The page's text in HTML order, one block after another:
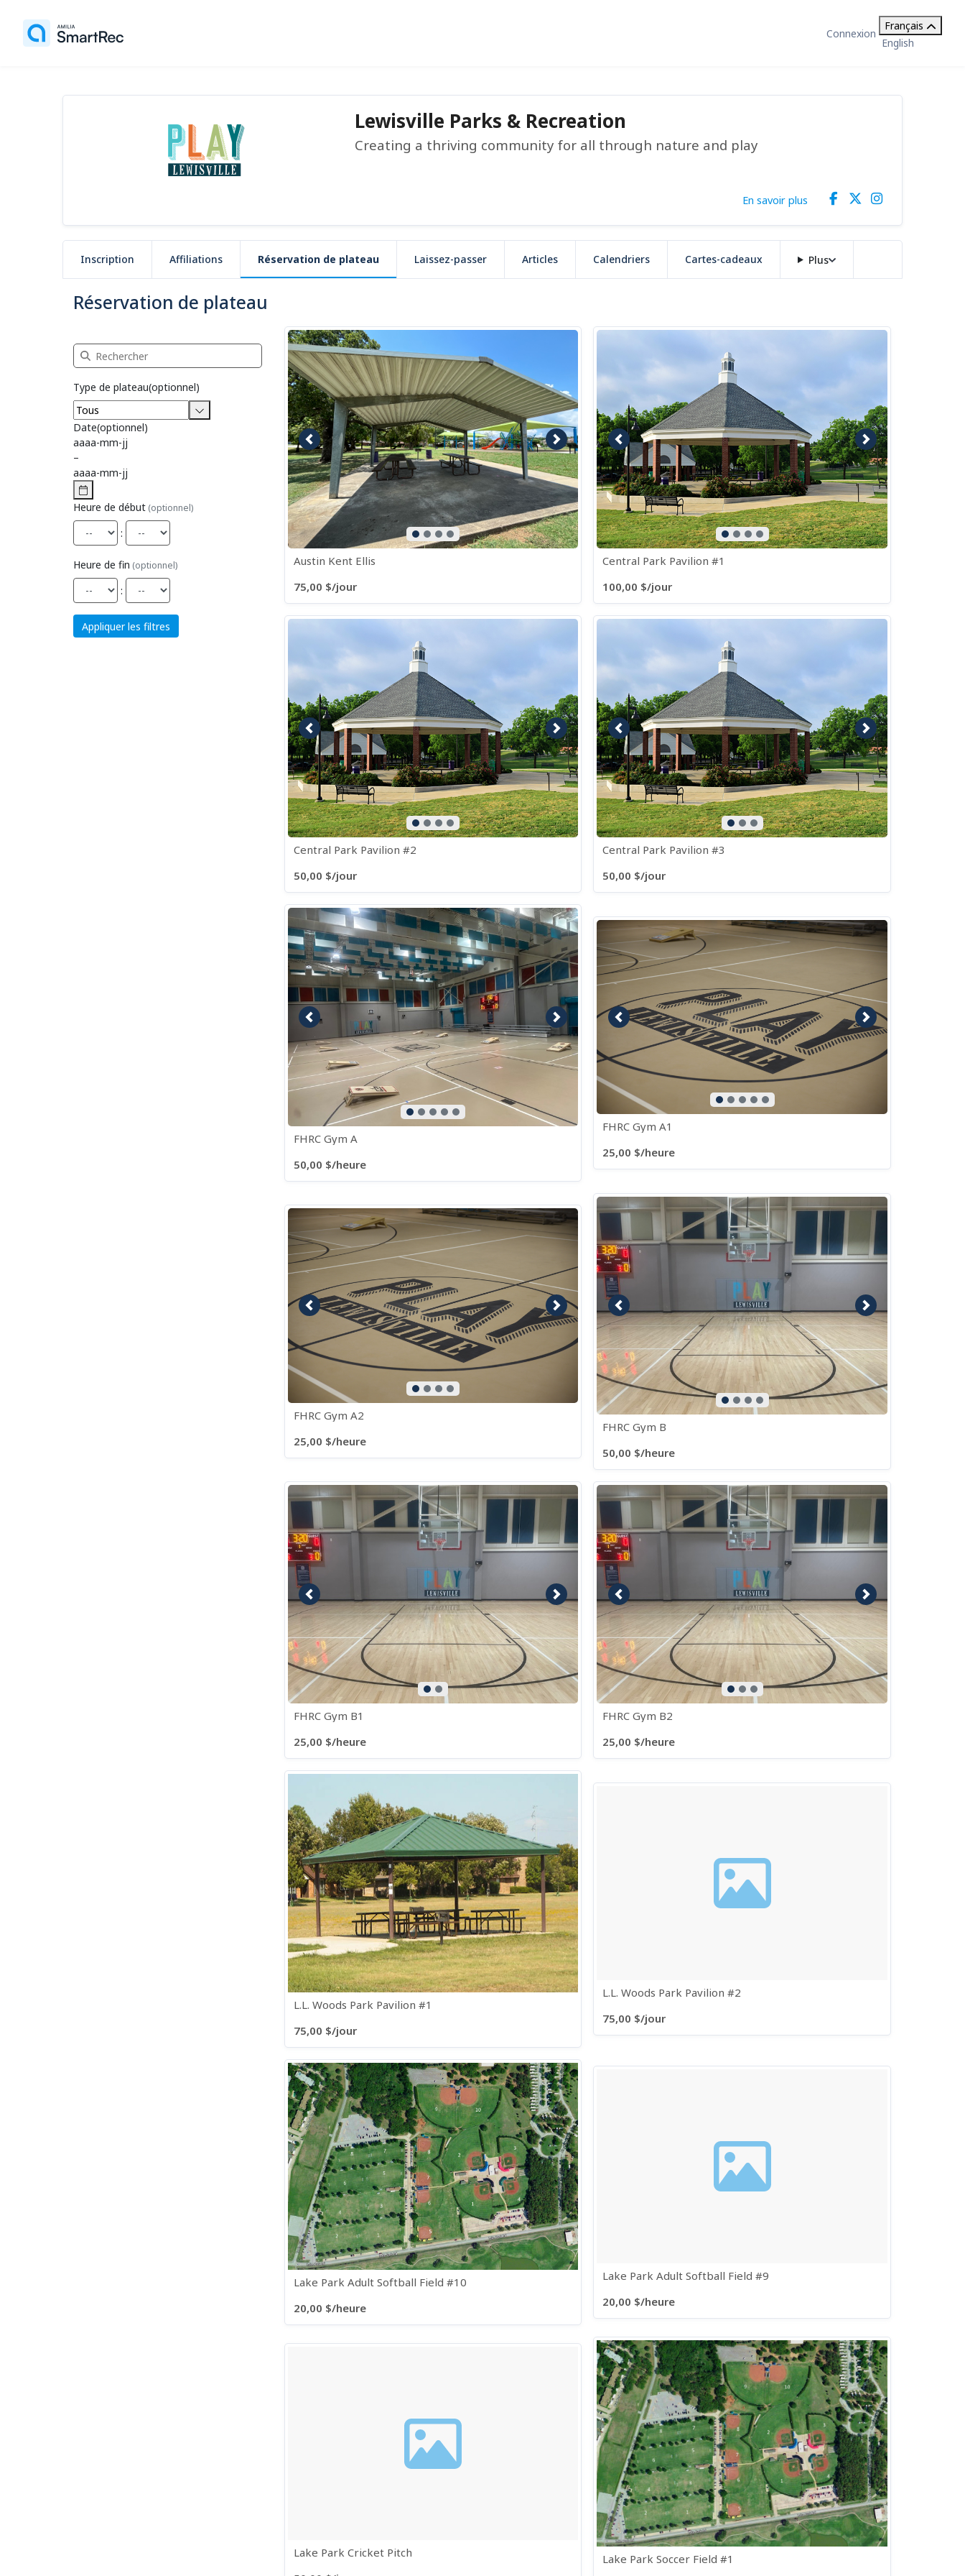
Connexion
Français
English
Lewisville Parks & Recreation
Creating a thriving community for all through nature and play
En savoir plus
Inscription Affiliations Réservation de plateau Laissez-passer Articles Calendriers Cartes-cadeaux Plus
Réservation de plateau
Recherche Réservation de plateau
Type de plateau(optionnel)
Date(optionnel)
aaaa-mm-jj
–
aaaa-mm-jj
Heure de début (optionnel)
:
Heure de fin (optionnel)
:
Appliquer les filtres
Image précédente Image suivante
Austin Kent Ellis
75,00 $/jour
Image précédente Image suivante
Central Park Pavilion #1
100,00 $/jour
Image précédente Image suivante
Central Park Pavilion #2
50,00 $/jour
Image précédente Image suivante
Central Park Pavilion #3
50,00 $/jour
Image précédente Image suivante
FHRC Gym A
50,00 $/heure
Image précédente Image suivante
FHRC Gym A1
25,00 $/heure
Image précédente Image suivante
FHRC Gym A2
25,00 $/heure
Image précédente Image suivante
FHRC Gym B
50,00 $/heure
Image précédente Image suivante
FHRC Gym B1
25,00 $/heure
Image précédente Image suivante
FHRC Gym B2
25,00 $/heure
L.L. Woods Park Pavilion #1
75,00 $/jour
L.L. Woods Park Pavilion #2
75,00 $/jour
Lake Park Adult Softball Field #10
20,00 $/heure
Lake Park Adult Softball Field #9
20,00 $/heure
Lake Park Cricket Pitch
Lake Park Soccer Field #1